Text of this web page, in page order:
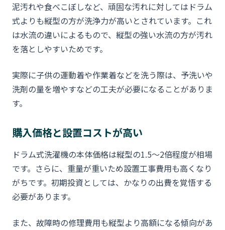
泥汚れや食べこぼしなど、頑固な汚れに対してはドラム
式よりも縦型の方が洗浄力が高いとされています。これ
は水流の違いによるもので、縦型の強い水流の方が汚れ
を落としやすいためです。
実際に子供の運動着や作業着などを洗う際は、予洗いや
洗剤の量を増やすなどの工夫が必要になることがありま
す。
購入価格と設置コストが高い
ドラム式洗濯機の本体価格は縦型の1.5〜2倍程度が相場
です。さらに、重量が重いため設置工事費用も高くなり
がちです。初期投資としては、かなりの出費を覚悟する
必要があります。
また、故障時の修理費用も縦型より高額になる傾向があ